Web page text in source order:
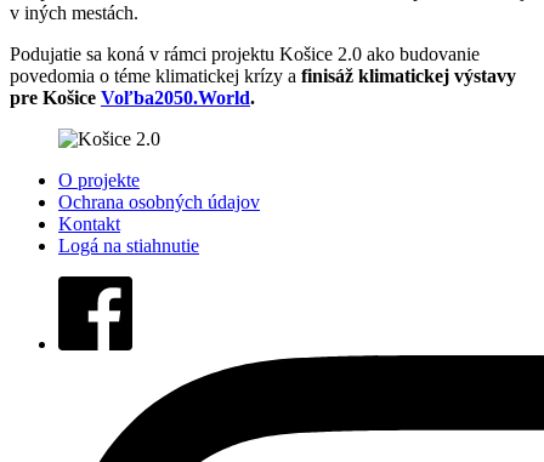
v iných mestách.
Podujatie sa koná v rámci projektu Košice 2.0 ako budovanie
povedomia o téme klimatickej krízy a finisáž klimatickej výstavy
pre Košice Voľba2050.World.
O projekte
Ochrana osobných údajov
Kontakt
Logá na stiahnutie